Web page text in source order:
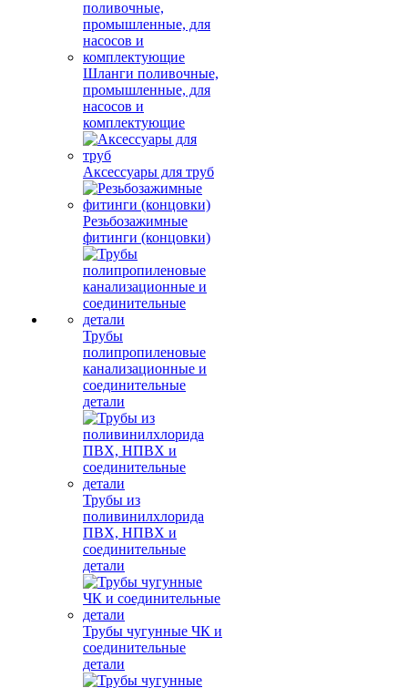
Шланги поливочные,
промышленные, для
насосов и
комплектующие
Аксессуары для труб
Резьбозажимные
фитинги (концовки)
Трубы
полипропиленовые
канализационные и
соединительные
детали
Трубы из
поливинилхлорида
ПВХ, НПВХ и
соединительные
детали
Трубы чугунные ЧК и
соединительные
детали